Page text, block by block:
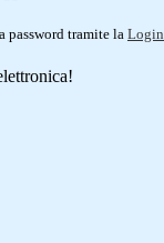
password tramite la